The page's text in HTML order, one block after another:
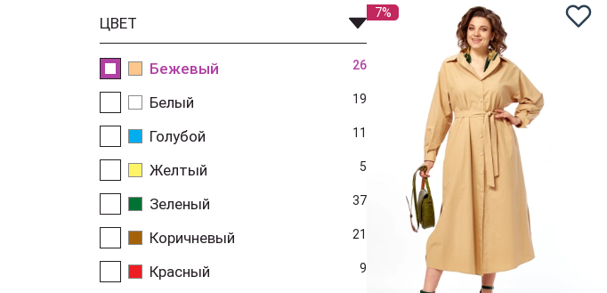
ЦВЕТ
Бежевый 26
Белый 19
Голубой 11
Желтый 5
Зеленый 37
Коричневый 21
Красный 9
7%